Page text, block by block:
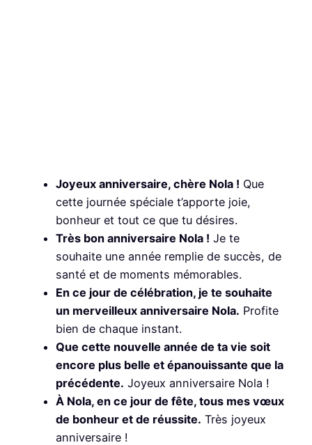
Joyeux anniversaire, chère Nola ! Que
cette journée spéciale t’apporte joie,
bonheur et tout ce que tu désires.
Très bon anniversaire Nola ! Je te
souhaite une année remplie de succès, de
santé et de moments mémorables.
En ce jour de célébration, je te souhaite
un merveilleux anniversaire Nola. Profite
bien de chaque instant.
Que cette nouvelle année de ta vie soit
encore plus belle et épanouissante que la
précédente. Joyeux anniversaire Nola !
À Nola, en ce jour de fête, tous mes vœux
de bonheur et de réussite. Très joyeux
anniversaire !